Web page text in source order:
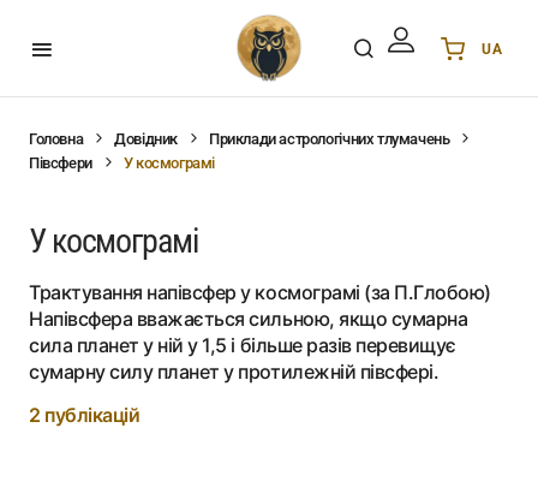
UA
हिन्दी
FR Français
한국어
Головна Довідник
Приклади астрологічних тлумачень
Півсфери
У космограмі
У космограмі
Трактування напівсфер у космограмі (за П.Глобою)
Напівсфера вважається сильною, якщо сумарна
сила планет у ній у 1,5 і більше разів перевищує
сумарну силу планет у протилежній півсфері.
2 публікацій